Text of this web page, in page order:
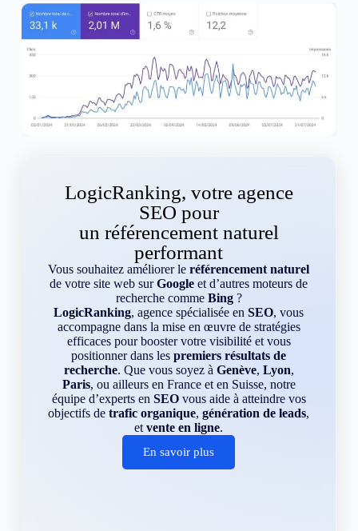
LogicRanking, votre agence
SEO pour
un référencement naturel
performant
Vous souhaitez améliorer leréférencement naturel
de votre site web surGoogle et d’autres moteurs de
recherche comme Bing?
LogicRanking, agence spécialisée enSEO, vous
accompagne dans la mise en œuvre de stratégies
efficaces pour booster votre visibilité et vous
positionner dans lespremiers résultats de
recherche. Que vous soyez à Genève, Lyon,
Paris, ou ailleurs en France et en Suisse, notre
équipe d’experts en SEOvous aide à atteindre vos
objectifs detrafic organique,génération de leads,
etvente en ligne.
En savoir plus